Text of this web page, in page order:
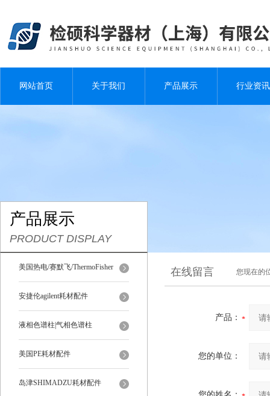
网站首页 关于我们 产品展示 行业资讯
产品展示
PRODUCT DISPLAY
美国热电/赛默飞/ThermoFisher
安捷伦agilent耗材配件
液相色谱柱|气相色谱柱
美国PE耗材配件
岛津SHIMADZU耗材配件
在线留言 您现在的
产品：
您的单位：